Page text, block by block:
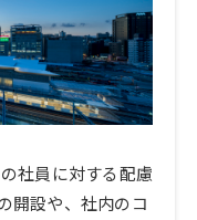
社員に対する配慮
開設や、社内のコ